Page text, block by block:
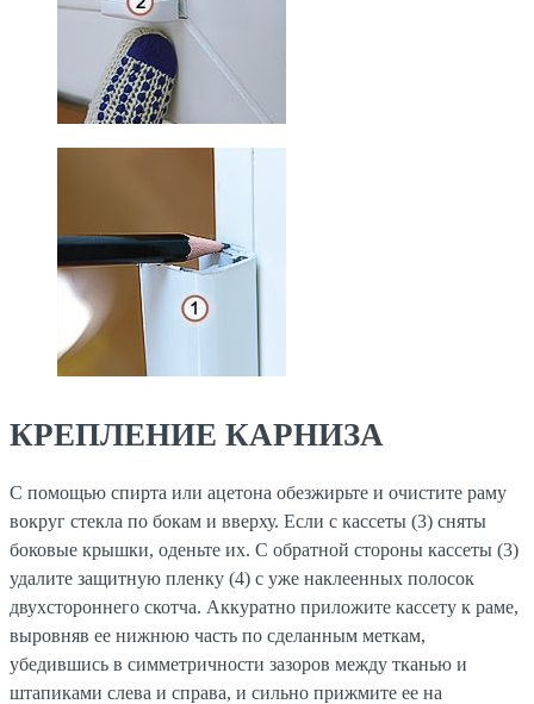
КРЕПЛЕНИЕ КАРНИЗА
С помощью спирта или ацетона обезжирьте и очистите раму
вокруг стекла по бокам и вверху. Если с кассеты (3) сняты
боковые крышки, оденьте их. С обратной стороны кассеты (3)
удалите защитную пленку (4) с уже наклеенных полосок
двухстороннего скотча. Аккуратно приложите кассету к раме,
выровняв ее нижнюю часть по сделанным меткам,
убедившись в симметричности зазоров между тканью и
штапиками слева и справа, и сильно прижмите ее на